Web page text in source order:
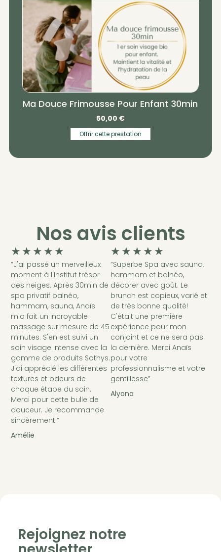
Ma Douce Frimousse Pour Enfant 30min
50,00 €
Offrir cette prestation
Nos avis clients
★ ★ ★ ★ ★
“J'ai passé un merveilleux
moment à l'Institut trésor
des neiges. Après 30min de
spa privatif balnéo,
hammam, sauna, Anaïs
m'a fait un incroyable
massage sur mesure de 45
minutes. S'en est suivi un
soin visage intense avec la
gamme de produits Sothys.
J'ai apprécié les différentes
textures et odeurs de
chaque étape du soin.
Merci pour cette bulle de
douceur. Je recommande
sincèrement.”
Amélie
★ ★ ★ ★ ★
“Superbe Spa avec sauna,
hammam et balnéo,
décorer avec goût. Le
brunch est copieux, varié et
de très bonne qualité!
C'était une première
expérience pour mon
conjoint et ce ne sera pas
la dernière. Merci Anaïs
pour votre
professionnalisme et votre
gentillesse”
Alyona
Rejoignez notre